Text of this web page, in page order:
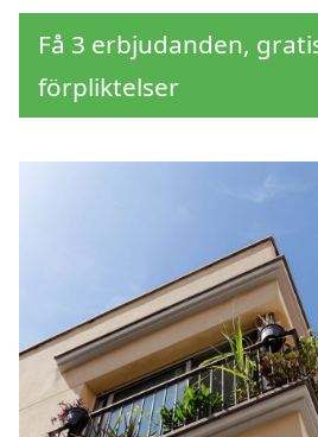
Få 3 erbjudanden,
förpliktelser